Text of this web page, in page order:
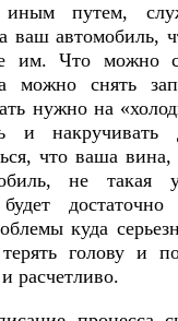
путем,
ваш автомобиль,
им. Что можно
можно снять
нужно на
и
что ваша
не
достаточно
куда
голову и
расчетливо.